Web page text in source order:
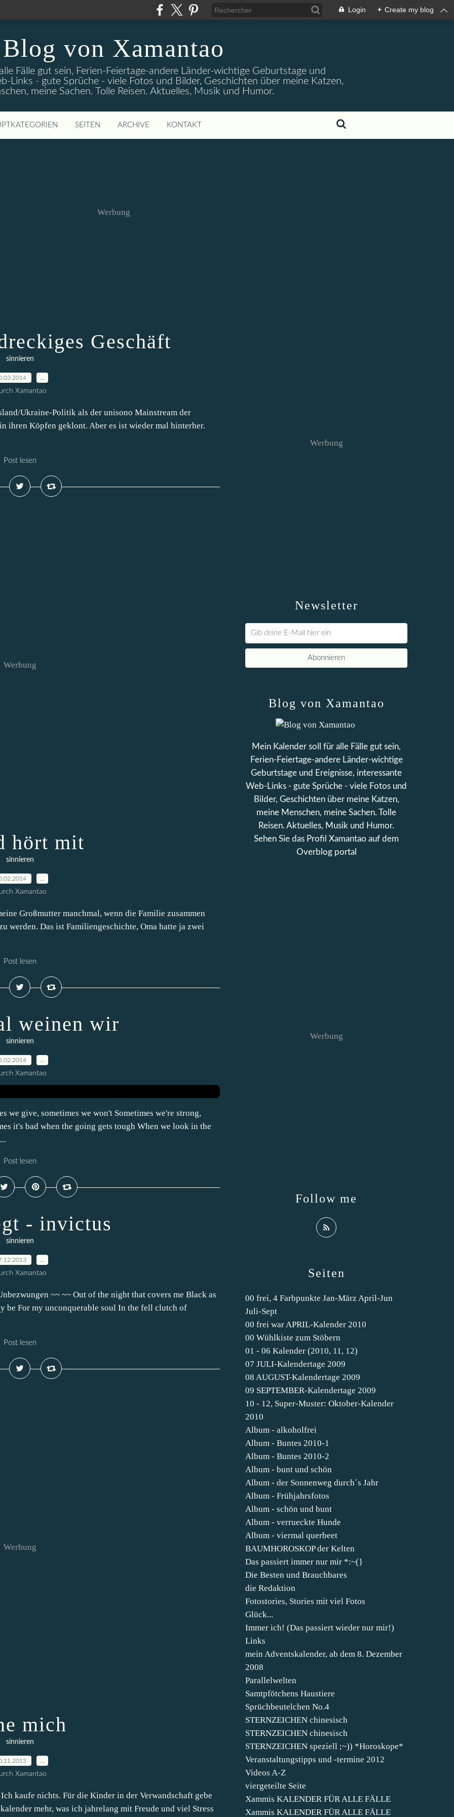
Login + Create my blog
Blog von Xamantao
Fälle gut sein, Ferien-Feiertage-andere Länder-wichtige Geburtstage und
Links - gute Sprüche - viele Fotos und Bilder, Geschichten über meine Katzen,
meine Sachen. Tolle Reisen. Aktuelles, Musik und Humor.
SEITEN ARCHIVE KONTAKT
Werbung
Geschäft
sinnieren
Xamantao
Ukraine-Politik als der unisono Mainstream der
ihren Köpfen geklont. Aber es ist wieder mal hinterher.
Post lesen
Werbung
hört mit
sinnieren
Xamantao
Großmutter manchmal, wenn die Familie zusammen
werden. Das ist Familiengeschichte, Oma hatte ja zwei
Post lesen
weinen wir
sinnieren
Xamantao
we give, sometimes we won't Sometimes we're strong,
it's bad when the going gets tough When we look in the
Post lesen
- invictus
sinnieren
Xamantao
~~ ~~ Out of the night that covers me Black as
be For my unconquerable soul In the fell clutch of
Post lesen
Werbung
mich
sinnieren
Xamantao
kaufe nichts. Für die Kinder in der Verwandschaft gebe
mehr, was ich jahrelang mit Freude und viel Stress
Newsletter
Werbung
Seiten
00 frei, 4 Farbpunkte Jan-März April-Jun
Juli-Sept
00 frei war APRIL-Kalender 2010
00 Wühlkiste zum Stöbern
01 - 06 Kalender (2010, 11, 12)
07 JULI-Kalendertage 2009
08 AUGUST-Kalendertage 2009
09 SEPTEMBER-Kalendertage 2009
10 - 12, Super-Muster: Oktober-Kalender
2010
Album - alkoholfrei
Album - Buntes 2010-1
Album - Buntes 2010-2
Album - bunt und schön
Album - der Sonnenweg durch´s Jahr
Album - Frühjahrsfotos
Album - schön und bunt
Album - verrueckte Hunde
Album - viermal querbeet
BAUMHOROSKOP der Kelten
Das passiert immer nur mir *:~(}
Die Besten und Brauchbares
die Redaktion
Fotostories, Stories mit viel Fotos
Glück...
Immer ich! (Das passiert wieder nur mir!)
Links
mein Adventskalender, ab dem 8. Dezember
2008
Parallelwelten
Samtpfötchens Haustiere
Sprüchbeutelchen No.4
STERNZEICHEN chinesisch
STERNZEICHEN chinesisch
STERNZEICHEN speziell ;~)) *Horoskope*
Veranstaltungstipps und -termine 2012
Videos A-Z
viergeteilte Seite
Xammis KALENDER FÜR ALLE FÄLLE
Xammis KALENDER FÜR ALLE FÄLLE
Blog von Xamantao
Mein Kalender soll für alle Fälle gut sein,
Ferien-Feiertage-andere Länder-wichtige
Geburtstage und Ereignisse, interessante
Web-Links - gute Sprüche - viele Fotos und
Bilder, Geschichten über meine Katzen,
meine Menschen, meine Sachen. Tolle
Reisen. Aktuelles, Musik und Humor.
Sehen Sie das Profil Xamantao auf dem
Overblog portal
Follow me
Werbung